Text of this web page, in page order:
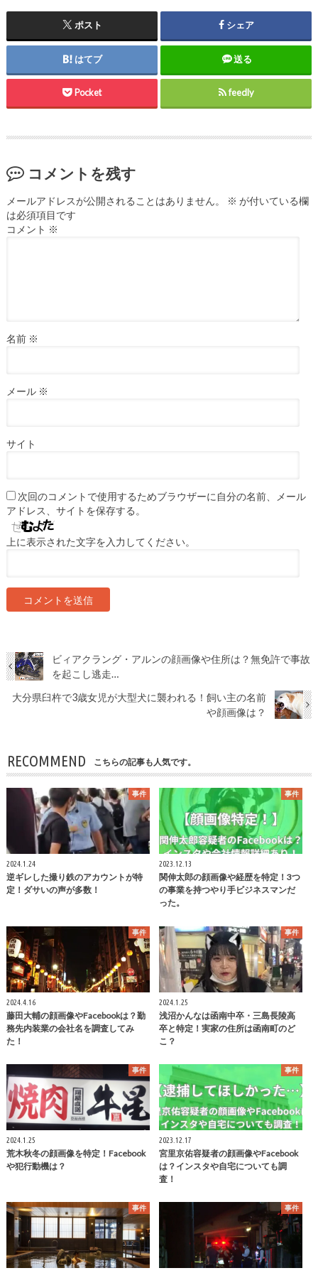
ポスト シェア
はてブ 送る
Pocket feedly
コメントを残す
メールアドレスが公開されることはありません。 ※ が付いている欄
は必須項目です
コメント ※
名前 ※
メール ※
サイト
次回のコメントで使用するためブラウザーに自分の名前、メール
アドレス、サイトを保存する。
上に表示された文字を入力してください。
ビィアクラング・アルンの顔画像や住所は？無免許で事故
を起こし逃走…
大分県臼杵で3歳女児が大型犬に襲われる！飼い主の名前
や顔画像は？
RECOMMEND こちらの記事も人気です。
事件
2024.1.24
逆ギレした撮り鉄のアカウントが特
定！ダサいの声が多数！
事件
2023.12.13
関伸太郎の顔画像や経歴を特定！3つ
の事業を持つやり手ビジネスマンだ
った。
事件
2024.4.16
藤田大輔の顔画像やFacebookは？勤
務先内装業の会社名を調査してみ
た！
事件
2024.1.25
浅沼かんなは函南中卒・三島長陵高
卒と特定！実家の住所は函南町のど
こ？
事件
2024.1.25
荒木秋冬の顔画像を特定！Facebook
や犯行動機は？
事件
2023.12.17
宮里京佑容疑者の顔画像やFacebook
は？インスタや自宅についても調
査！
事件 事件